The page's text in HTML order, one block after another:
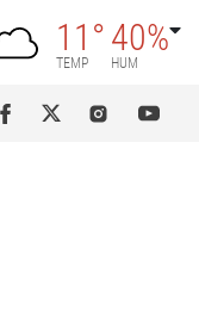
11°
TEMP
40%
HUM